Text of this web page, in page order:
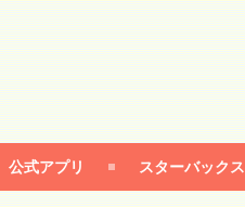
公式アプリ スターバックス